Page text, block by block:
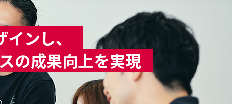
ンし、
の成果向上を実現